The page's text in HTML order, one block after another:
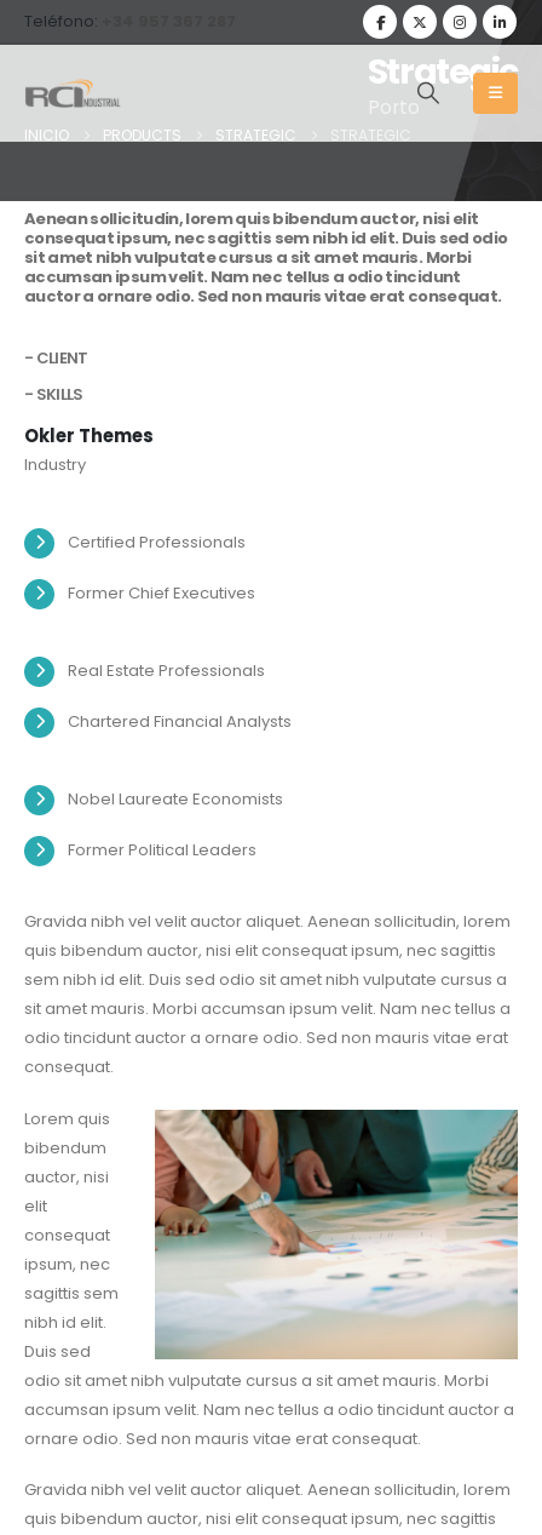
Teléfono:
Strategic
Porto
INICIO PRODUCTS STRATEGIC STRATEGIC
Aenean sollicitudin, lorem quis bibendum auctor, nisi elit
consequat ipsum, nec sagittis sem nibh id elit. Duis sed odio
sit amet nibh vulputate cursus a sit amet mauris. Morbi
accumsan ipsum velit. Nam nec tellus a odio tincidunt
auctor a ornare odio. Sed non mauris vitae erat consequat.
- CLIENT
- SKILLS
Okler Themes
Industry
Certified Professionals
Former Chief Executives
Real Estate Professionals
Chartered Financial Analysts
Nobel Laureate Economists
Former Political Leaders
Gravida nibh vel velit auctor aliquet. Aenean sollicitudin, lorem
quis bibendum auctor, nisi elit consequat ipsum, nec sagittis
sem nibh id elit. Duis sed odio sit amet nibh vulputate cursus a
sit amet mauris. Morbi accumsan ipsum velit. Nam nec tellus a
odio tincidunt auctor a ornare odio. Sed non mauris vitae erat
consequat.
Lorem quis
bibendum
auctor, nisi
elit
consequat
ipsum, nec
sagittis sem
nibh id elit.
Duis sed
odio sit amet nibh vulputate cursus a sit amet mauris. Morbi
accumsan ipsum velit. Nam nec tellus a odio tincidunt auctor a
ornare odio. Sed non mauris vitae erat consequat.
Gravida nibh vel velit auctor aliquet. Aenean sollicitudin, lorem
quis bibendum auctor, nisi elit consequat ipsum, nec sagittis